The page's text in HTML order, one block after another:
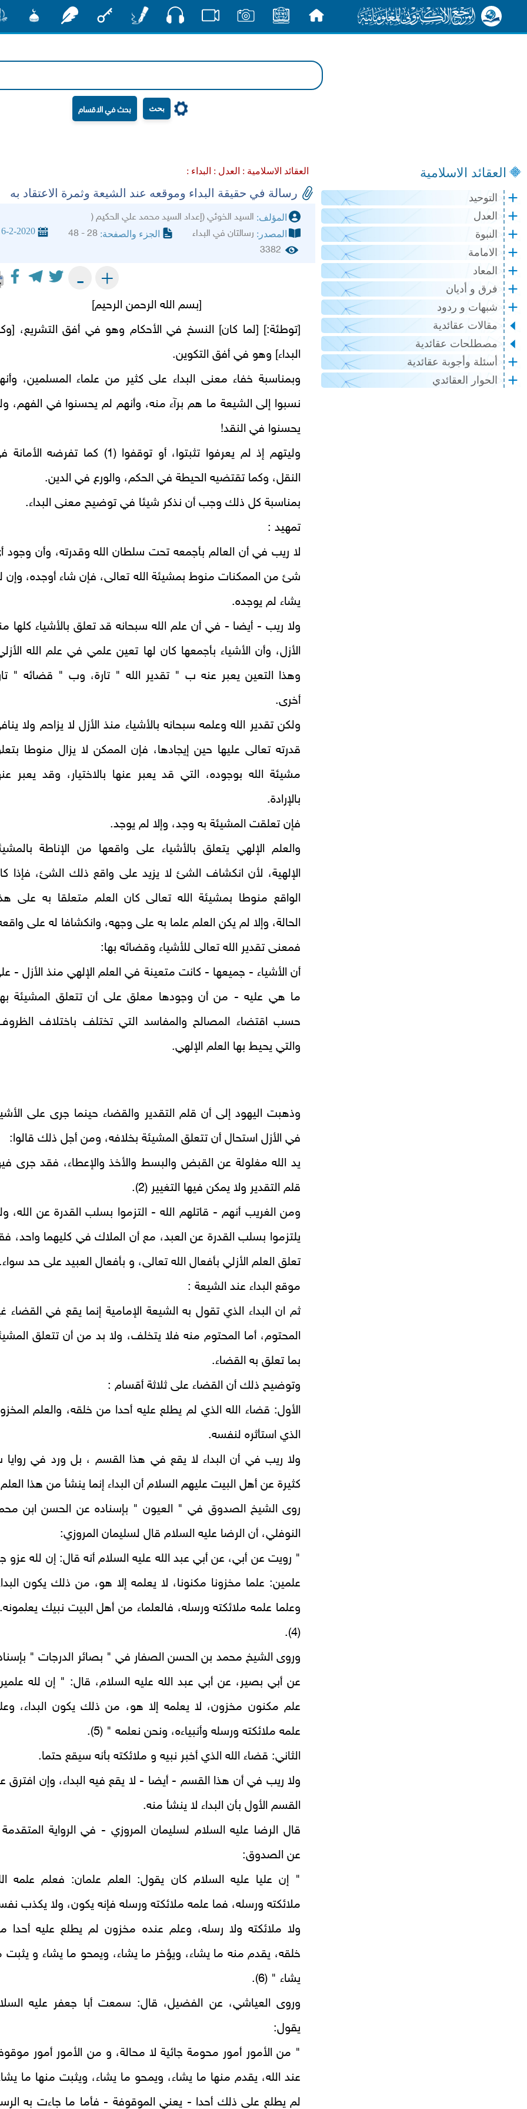
بحث
العقائد الاسلامية
التوحيد
العدل
النبوة
الامامة
المعاد
فرق و أديان
شبهات و ردود
مقالات عقائدية
مصطلحات عقائدية
أسئلة وأجوبة عقائدية
الحوار العقائدي
العقائد الاسلامية : العدل : البداء :
رسالة في حقيقة البداء وموقعه عند الشيعة وثمرة الاعتقاد به
المؤلف: السيد الخوئي (إعداد السيد محمد علي الحكيم (
المصدر: رسالتان في البداء الجزء والصفحة:28 - 48
6-2-2020
3382
+
-
[بسم الله الرحمن الرحيم]
[توطئة:] [لما كان] النسخ في الأحكام وهو في أفق التشريع،
البداء] وهو في أفق التكوين.
وبمناسبة خفاء معنى البداء على كثير من علماء المسلمين،
نسبوا إلى الشيعة ما هم برآء منه، وأنهم لم يحسنوا في الفهم،
يحسنوا في النقد!
وليتهم إذ لم يعرفوا تثبتوا، أو توقفوا (1) كما تفرضه
النقل، وكما تقتضيه الحيطة في الحكم، والورع في الدين.
بمناسبة كل ذلك وجب أن نذكر شيئا في توضيح معنى البداء.
تمهيد :
لا ريب في أن العالم بأجمعه تحت سلطان الله وقدرته، وأن وجود
شئ من الممكنات منوط بمشيئة الله تعالى، فإن شاء أوجده، وإن
يشاء لم يوجده.
ولا ريب - أيضا - في أن علم الله سبحانه قد تعلق بالأشياء كلها
الأزل، وأن الأشياء بأجمعها كان لها تعين علمي في علم الله
وهذا التعين يعبر عنه ب " تقدير الله " تارة، وب " قضائه "
أخرى.
ولكن تقدير الله وعلمه سبحانه بالأشياء منذ الأزل لا يزاحم ولا
قدرته تعالى عليها حين إيجادها، فإن الممكن لا يزال منوطا
مشيئة الله بوجوده، التي قد يعبر عنها بالاختيار، وقد يعبر
بالإرادة.
فإن تعلقت المشيئة به وجد، وإلا لم يوجد.
والعلم الإلهي يتعلق بالأشياء على واقعها من الإناطة
الإلهية، لأن انكشاف الشئ لا يزيد على واقع ذلك الشئ، فإذا
الواقع منوطا بمشيئة الله تعالى كان العلم متعلقا به على
الحالة، وإلا لم يكن العلم علما به على وجهه، وانكشافا له على
فمعنى تقدير الله تعالى للأشياء وقضائه بها:
أن الأشياء - جميعها - كانت متعينة في العلم الإلهي منذ الأزل -
ما هي عليه - من أن وجودها معلق على أن تتعلق المشيئة
حسب اقتضاء المصالح والمفاسد التي تختلف باختلاف
والتي يحيط بها العلم الإلهي.
وذهبت اليهود إلى أن قلم التقدير والقضاء حينما جرى على
في الأزل استحال أن تتعلق المشيئة بخلافه، ومن أجل ذلك قالوا:
يد الله مغلولة عن القبض والبسط والأخذ والإعطاء، فقد جرى
قلم التقدير ولا يمكن فيها التغيير (2).
ومن الغريب أنهم - قاتلهم الله - التزموا بسلب القدرة عن الله،
يلتزموا بسلب القدرة عن العبد، مع أن الملاك في كليهما واحد،
تعلق العلم الأزلي بأفعال الله تعالى، و بأفعال العبيد على حد سواء.
موقع البداء عند الشيعة :
ثم ان البداء الذي تقول به الشيعة الإمامية إنما يقع في القضاء
المحتوم، أما المحتوم منه فلا يتخلف، ولا بد من أن تتعلق
بما تعلق به القضاء.
وتوضيح ذلك أن القضاء على ثلاثة أقسام :
الأول: قضاء الله الذي لم يطلع عليه أحدا من خلقه، والعلم
الذي استأثره لنفسه.
ولا ريب في أن البداء لا يقع في هذا القسم ، بل ورد في
كثيرة عن أهل البيت عليهم السلام أن البداء إنما ينشأ من هذا
روى الشيخ الصدوق في " العيون " بإسناده عن الحسن ابن
النوفلي، أن الرضا عليه السلام قال لسليمان المروزي:
" رويت عن أبي، عن أبي عبد الله عليه السلام أنه قال: إن لله عزو
علمين: علما مخزونا مكنونا، لا يعلمه إلا هو، من ذلك يكون
وعلما علمه ملائكته ورسله، فالعلماء من أهل البيت نبيك
(4).
وروى الشيخ محمد بن الحسن الصفار في " بصائر الدرجات "
عن أبي بصير، عن أبي عبد الله عليه السلام، قال: " إن لله
علم مكنون مخزون، لا يعلمه إلا هو، من ذلك يكون البداء،
علمه ملائكته ورسله وأنبياءه، ونحن نعلمه " (5).
الثاني: قضاء الله الذي أخبر نبيه و ملائكته بأنه سيقع حتما.
ولا ريب في أن هذا القسم - أيضا - لا يقع فيه البداء، وإن افترق
القسم الأول بأن البداء لا ينشأ منه.
قال الرضا عليه السلام لسليمان المروزي - في الرواية
عن الصدوق:
" إن عليا عليه السلام كان يقول: العلم علمان: فعلم علمه
ملائكته ورسله، فما علمه ملائكته ورسله فإنه يكون، ولا يكذب
ولا ملائكته ولا رسله، وعلم عنده مخزون لم يطلع عليه أحدا
خلقه، يقدم منه ما يشاء، ويؤخر ما يشاء، ويمحو ما يشاء و يثبت
يشاء " (6).
وروى العياشي، عن الفضيل، قال: سمعت أبا جعفر عليه
يقول:
" من الأمور أمور محومة جائية لا محالة، و من الأمور أمور
عند الله، يقدم منها ما يشاء، ويمحو ما يشاء، ويثبت منها ما
لم يطلع على ذلك أحدا - يعني الموقوفة - فأما ما جاءت به